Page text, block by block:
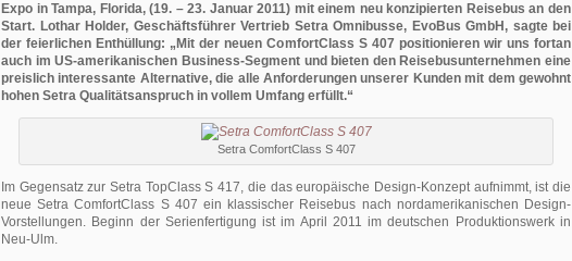
Expo in Tampa, Florida, (19. – 23. Januar 2011) mit einem neu konzipierten Reisebus an den
Start. Lothar Holder, Geschäftsführer Vertrieb Setra Omnibusse, EvoBus GmbH, sagte bei
der feierlichen Enthüllung: „Mit der neuen ComfortClass S 407 positionieren wir uns fortan
auch im US-amerikanischen Business-Segment und bieten den Reisebusunternehmen eine
preislich interessante Alternative, die alle Anforderungen unserer Kunden mit dem gewohnt
hohen Setra Qualitätsanspruch in vollem Umfang erfüllt.“
Setra ComfortClass S 407
Im Gegensatz zur Setra TopClass S 417, die das europäische Design-Konzept aufnimmt, ist die
neue Setra ComfortClass S 407 ein klassischer Reisebus nach nordamerikanischen Design-
Vorstellungen. Beginn der Serienfertigung ist im April 2011 im deutschen Produktionswerk in
Neu-Ulm.